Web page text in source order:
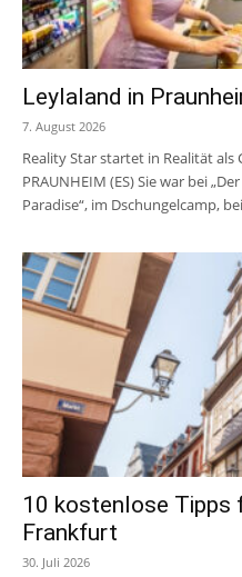
Leylaland in
7. August 2026
Reality Star startet in Realität
PRAUNHEIM (ES) Sie war bei
Paradise“, im Dschungelcamp,
10 kostenlose Tipps
Frankfurt
30. Juli 2026